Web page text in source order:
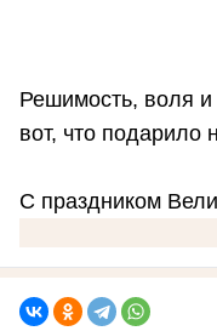
Решимость, воля
вот, что подарило
С праздником